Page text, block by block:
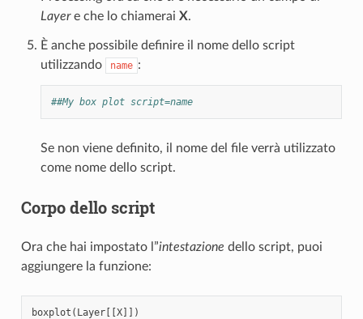
Layere che lo chiamerai X.
È anche possibile definire il nome dello script
utilizzando
name :
##My box plot script=name
Se non viene definito, il nome del file verrà utilizzato
come nome dello script.
Corpo dello script
Ora che hai impostato l”intestazione dello script, puoi
aggiungere la funzione:
boxplot ( Layer[[X]])